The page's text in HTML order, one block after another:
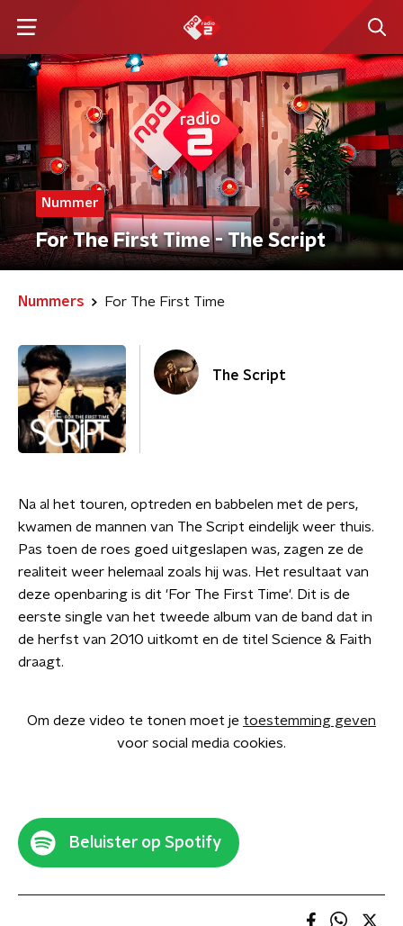
Nummer
For The First Time - The Script
Nummers For The First Time
The Script
Na al het touren, optreden en babbelen met de pers,
kwamen de mannen van The Script eindelijk weer thuis.
Pas toen de roes goed uitgeslapen was, zagen ze de
realiteit weer helemaal zoals hij was. Het resultaat van
deze openbaring is dit 'For The First Time'. Dit is de
eerste single van het tweede album van de band dat in
de herfst van 2010 uitkomt en de titel Science & Faith
draagt.
Om deze video te tonen moet je toestemming geven
voor social media cookies.
Beluister op Spotify